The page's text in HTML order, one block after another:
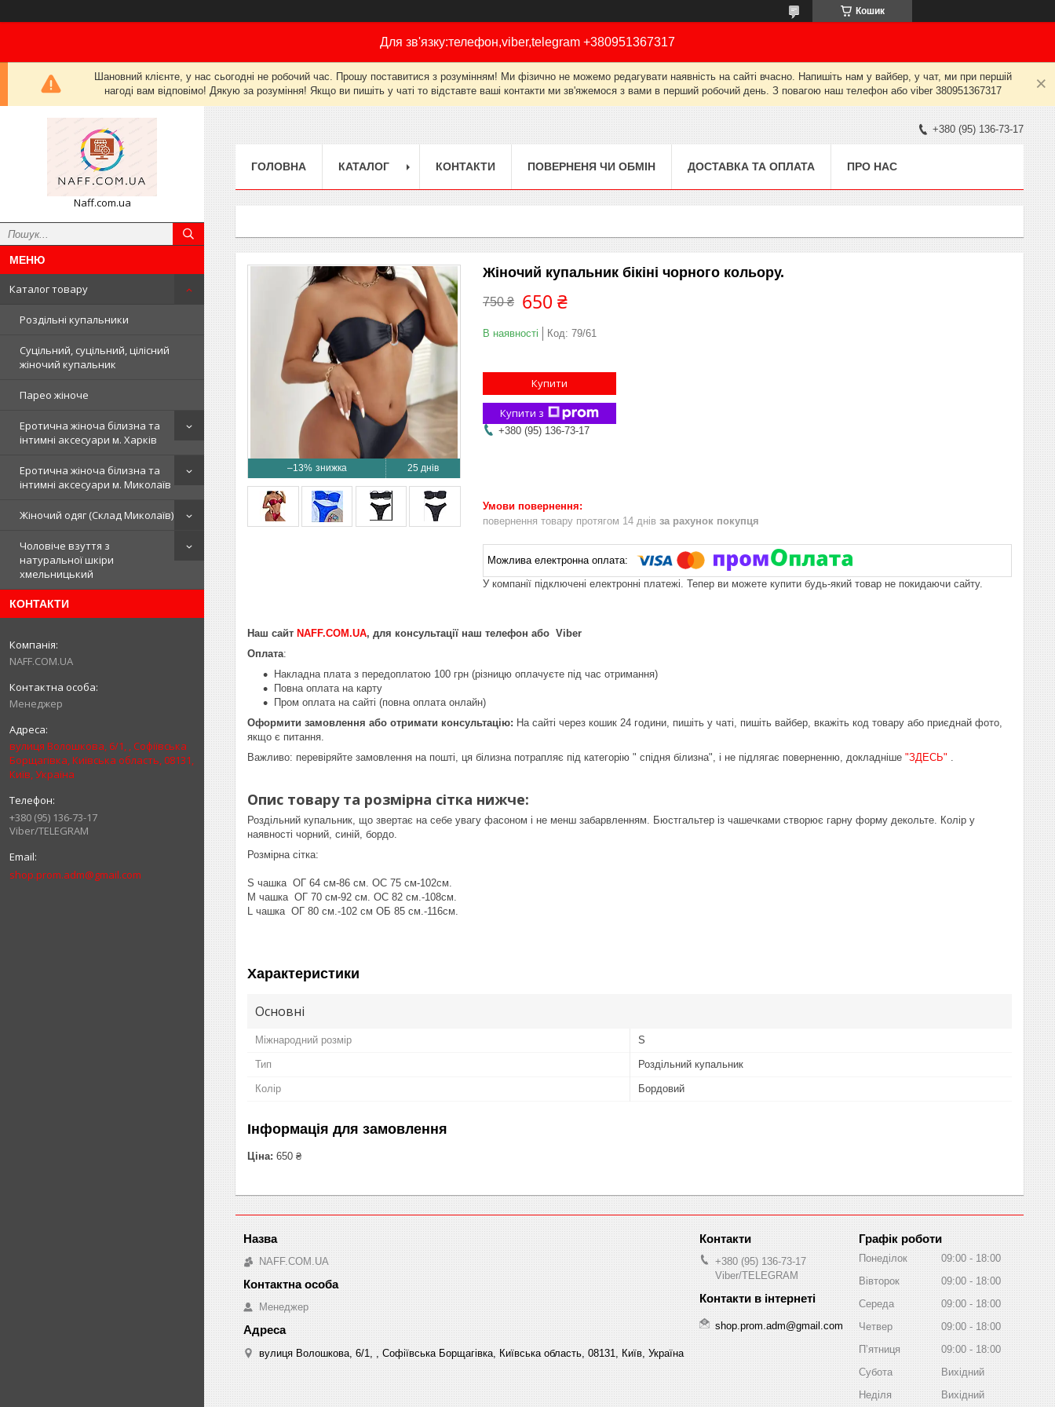
Кошик
Для зв'язку:телефон,viber,telegram +380951367317
Шановний клієнте, у нас сьогодні не робочий час. Прошу поставитися з розумінням! Ми фізично не можемо редагувати наявність на сайті вчасно. Напишіть нам у вайбер, у чат, ми при першій
нагоді вам відповімо! Дякую за розуміння! Якщо ви пишіть у чаті то відставте ваші контакти ми зв'яжемося з вами в перший робочий день. З повагою наш телефон або viber 380951367317
Naff.com.ua
Каталог товару
Роздільні купальники
Суцільний, суцільний, цілісний
жіночий купальник
Парео жіноче
Еротична жіноча білизна та
інтимні аксесуари м. Харків
Еротична жіноча білизна та
інтимні аксесуари м. Миколаїв
Жіночий одяг (Склад Миколаїв)
Чоловіче взуття з
натуральної шкіри
хмельницький
КОНТАКТИ
NAFF.COM.UA
Менеджер
вулиця Волошкова, 6/1, , Софіївська
Борщагівка, Київська область, 08131,
Київ, Україна
+380 (95) 136-73-17
Viber/TELEGRAM
shop.prom.adm@gmail.com
+380 (95) 136-73-17
ГОЛОВНА КАТАЛОГ КОНТАКТИ ПОВЕРНЕНЯ ЧИ ОБМІН ДОСТАВКА ТА ОПЛАТА ПРО НАС
–13% 25 днів
Жіночий купальник бікіні чорного кольору.
750 ₴ 650 ₴
В наявності Код: 79/61
Купити
Купити з
+380 (95) 136-73-17
повернення товару протягом 14 днів за рахунок покупця
У компанії підключені електронні платежі. Тепер ви можете купити будь-який товар не покидаючи сайту.
Наш сайт NAFF.COM.UA, для консультації наш телефон або Viber
Оплата:
Накладна плата з передоплатою 100 грн (різницю оплачуєте під час отримання)
Повна оплата на карту
Пром оплата на сайті (повна оплата онлайн)
Оформити замовлення або отримати консультацію: На сайті через кошик 24 години, пишіть у чаті, пишіть вайбер, вкажіть код товару або приєднай фото,
якщо є питання.
Важливо: перевіряйте замовлення на пошті, ця білизна потрапляє під категорію " спідня білизна", і не підлягає поверненню, докладніше "ЗДЕСЬ"
Опис товару та розмірна сітка нижче:
Роздільний купальник, що звертає на себе увагу фасоном і не менш забарвленням. Бюстгальтер із чашечками створює гарну форму декольте. Колір у
наявності чорний, синій, бордо.
Розмірна сітка:
S чашка ОГ 64 см-86 см. ОС 75 см-102см.
M чашка ОГ 70 см-92 см. ОС 82 см.-108см.
L чашка ОГ 80 см.-102 см ОБ 85 см.-116см.
Характеристики
Основні
Міжнародний розмір S
Тип Роздільний купальник
Колір Бордовий
Інформація для замовлення
Ціна: 650 ₴
NAFF.COM.UA
Менеджер
вулиця Волошкова, 6/1, , Софіївська Борщагівка, Київська область, 08131, Київ, Україна
+380 (95) 136-73-17
Viber/TELEGRAM
shop.prom.adm@gmail.com
Графік роботи
Понеділок 09:00
18:00
Вівторок
09:00
18:00
Середа
09:00
18:00
Четвер
09:00
18:00
Пʼятниця
09:00
18:00
Субота
Вихідний
Неділя
Вихідний